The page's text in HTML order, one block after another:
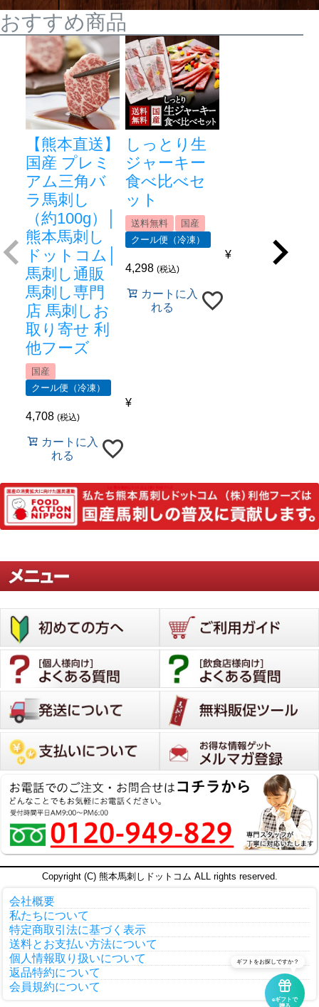
おすすめ商品
【熊本直送】
国産 プレミ
アム三角バ
ラ馬刺し
（約100g）│
熊本馬刺し
ドットコム│
馬刺し通販
馬刺し専門
店 馬刺しお
取り寄せ 利
他フーズ
国産
クール便（冷凍）
¥
4,708 税込
カートに入
れる
しっとり生
ジャーキー
食べ比べセ
ット
送料無料
国産
クール便（冷凍）
¥
4,298 税込
カートに入
れる
Copyright (C) 熊本馬刺しドットコム ALL rights reserved.
会社概要
私たちについて
特定商取引法に基づく表示
送料とお支払い方法について
個人情報取り扱いについて
返品特約について
会員規約について
eギフトで
ギフトをお探しですか？